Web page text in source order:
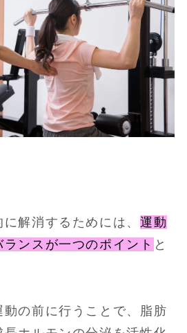
解消するためには、 運動
ンスが一つのポイント と
の前に行うことで、脂肪